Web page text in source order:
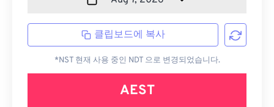
클립보드에 복사
*NST 현재 사용 중인 NDT 으로 변경되었습니다.
AEST